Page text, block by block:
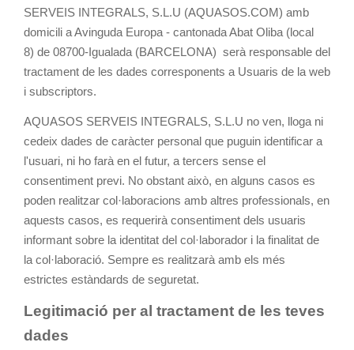
SERVEIS INTEGRALS, S.L.U (AQUASOS.COM) amb
domicili a Avinguda Europa - cantonada Abat Oliba (local
8) de 08700-Igualada (BARCELONA) serà responsable del
tractament de les dades corresponents a Usuaris de la web
i subscriptors.
AQUASOS SERVEIS INTEGRALS, S.L.U no ven, lloga ni
cedeix dades de caràcter personal que puguin identificar a
l'usuari, ni ho farà en el futur, a tercers sense el
consentiment previ. No obstant això, en alguns casos es
poden realitzar col·laboracions amb altres professionals, en
aquests casos, es requerirà consentiment dels usuaris
informant sobre la identitat del col·laborador i la finalitat de
la col·laboració. Sempre es realitzarà amb els més
estrictes estàndards de seguretat.
Legitimació per al tractament de les teves
dades